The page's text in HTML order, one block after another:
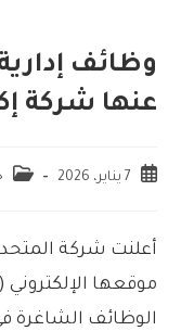
وظائف
عنها شركة
7 يناير، 2026
أعلنت شركة
موقعها
الوظائف الشاغرة